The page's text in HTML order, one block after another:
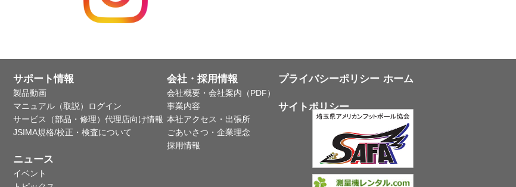
サポート情報
製品動画
マニュアル（取説）ログイン
サービス（部品・修理）代理店向け情報
JSIMA規格/校正・検査について
ニュース
イベント
会社・採用情報
会社概要・会社案内（PDF）
事業内容
本社アクセス・出張所
ごあいさつ・企業理念
採用情報
プライバシーポリシー
サイトポリシー
ホーム